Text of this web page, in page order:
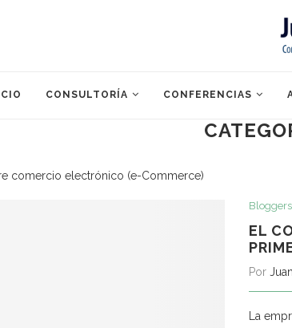
CONSULTORÍA CONFERENCIAS
comercio electrónico (e-Commerce)
EL
Por
La